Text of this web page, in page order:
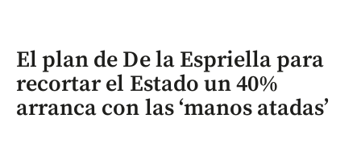
El plan de De la Espriella para
recortar el Estado un 40%
arranca con las ‘manos atadas’